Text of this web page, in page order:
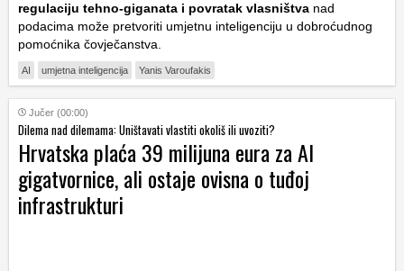
regulaciju tehno-giganata i povratak vlasništva nad
podacima može pretvoriti umjetnu inteligenciju u dobroćudnog
pomoćnika čovječanstva.
AI umjetna inteligencija Yanis Varoufakis
Jučer (00:00)
Dilema nad dilemama: Uništavati vlastiti okoliš ili uvoziti?
Hrvatska plaća 39 milijuna eura za AI
gigatvornice, ali ostaje ovisna o tuđoj
infrastrukturi